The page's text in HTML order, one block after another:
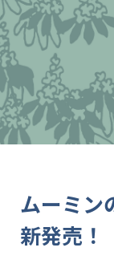
ムーミン
新発売！